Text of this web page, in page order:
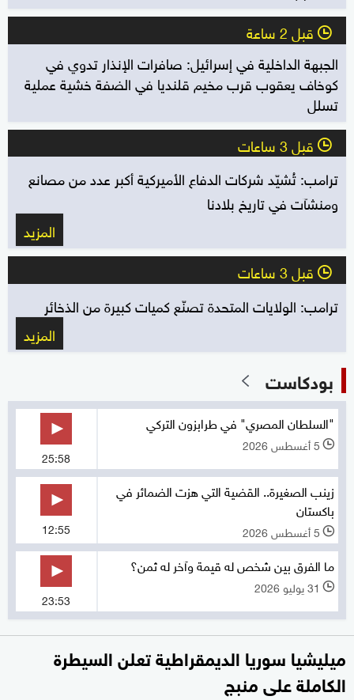
l قبل 2 ساعة
الجبهة الداخلية في إسرائيل: صافرات الإنذار تدوي في
كوخاف يعقوب قرب مخيم قلنديا في الضفة خشية عملية
تسلل
l قبل 3 ساعات
ترامب: تُشيّد شركات الدفاع الأميركية أكبر عدد من مصانع
ومنشآت في تاريخ بلادنا
المزيد
l قبل 3 ساعات
ترامب: الولايات المتحدة تصنّع كميات كبيرة من الذخائر
المزيد
بودكاست
"السلطان المصري" في طرابزون التركي
l 5 أغسطس 2026
25:58
زينب الصغيرة.. القضية التي هزت الضمائر في
باكستان
l 5 أغسطس 2026 12:55
ما الفرق بين شخص له قيمة وآخر له ثمن؟
l 31 يوليو 2026
23:53
ميليشيا سوريا الديمقراطية تعلن السيطرة
الكاملة على منبج